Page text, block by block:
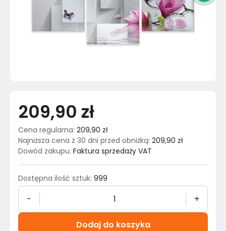
209,90 zł
Cena regularna: 209,90 zł
Najniższa cena z 30 dni przed obniżką: 209,90 zł
Dowód zakupu: Faktura sprzedaży VAT
Dostępna ilość sztuk: 999
- +
Dodaj do koszyka